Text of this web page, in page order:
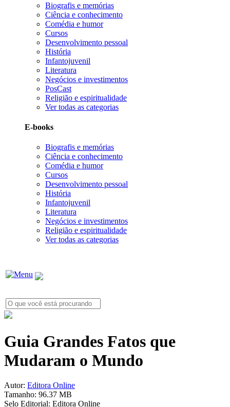
Biografis e memórias
Ciência e conhecimento
Comédia e humor
Cursos
Desenvolvimento pessoal
História
Infantojuvenil
Literatura
Negócios e investimentos
PosCast
Religião e espiritualidade
Ver todas as categorias
E-books
Biografis e memórias
Ciência e conhecimento
Comédia e humor
Cursos
Desenvolvimento pessoal
História
Infantojuvenil
Literatura
Negócios e investimentos
Religião e espiritualidade
Ver todas as categorias
Guia Grandes Fatos que
Mudaram o Mundo
Autor: Editora Online
Tamanho: 96.37 MB
Selo Editorial: Editora Online